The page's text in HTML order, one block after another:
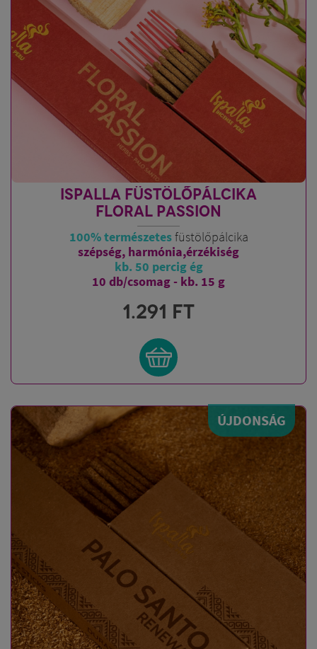
ISPALLA FÜSTÖLŐPÁLCIKA
FLORAL PASSION
100% természetesfüstölőpálcika
szépség, harmónia,érzékiség
kb. 50 percig ég
10 db/csomag - kb. 15 g
1.291 FT
ÚJDONSÁG